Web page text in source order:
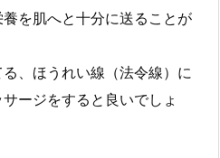
を肌へと十分に送ることが
、ほうれい線（法令線）に
ージをすると良いでしょ